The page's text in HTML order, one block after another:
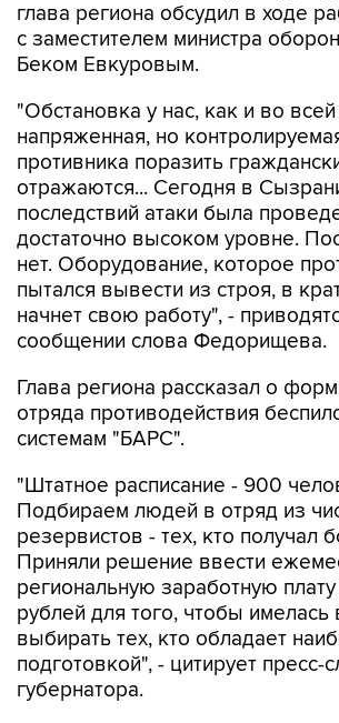
глава региона обсудил в ходе
с заместителем министра
Беком Евкуровым.
"Обстановка у нас, как и во всей
напряженная, но
противника поразить
отражаются... Сегодня в
последствий атаки была
достаточно высоком уровне.
нет. Оборудование, которое
пытался вывести из строя, в
начнет свою работу", -
сообщении слова Федорищева.
Глава региона рассказал о
отряда противодействия
системам "БАРС".
"Штатное расписание - 900
Подбираем людей в отряд из
резервистов - тех, кто получал
Приняли решение ввести
региональную заработную
рублей для того, чтобы
выбирать тех, кто обладает
подготовкой", - цитирует пресс-
губернатора.